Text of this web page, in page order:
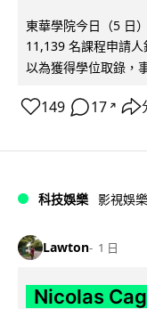
東華學院今日（5 日
11,139 名課程申請
以為獲得學位取錄，
149 17 ↗
科技娛樂 影視娛樂
Lawton 1 日
Nicolas